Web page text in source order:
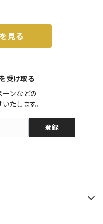
見る
受け取る
ーンなどの
たします。
登録